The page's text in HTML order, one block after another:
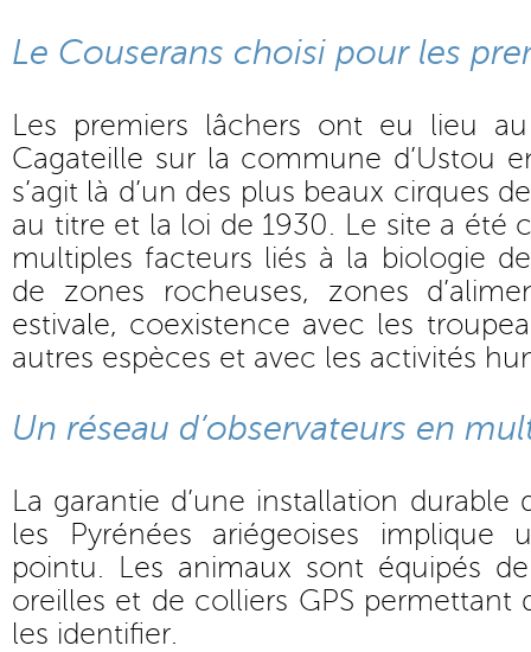
Le Couserans choisi pour les
Les premiers lâchers ont eu lieu
Cagateille sur la commune d’Ustou
s’agit là d’un des plus beaux cirques
au titre et la loi de 1930. Le site a été
multiples facteurs liés à la biologie
de zones rocheuses, zones
estivale, coexistence avec les
autres espèces et avec les activités
Un réseau d’observateurs en
La garantie d’une installation durable
les Pyrénées ariégeoises implique
pointu. Les animaux sont équipés
oreilles et de colliers GPS permettant
les identifier.